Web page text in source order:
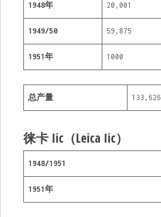
1948年 20,001
1949/50 59,875
1951年 1000
总产量 133,626
徕卡 Iic（Leica Iic）
1948/1951
1951年